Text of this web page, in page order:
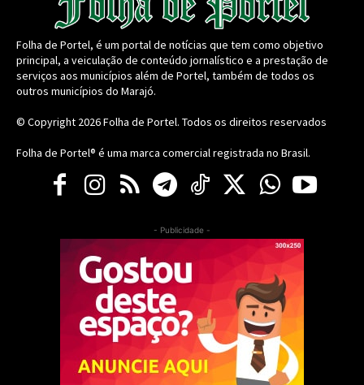
Folha de Portel, é um portal de notícias que tem como objetivo
principal, a veiculação de conteúdo jornalístico e a prestação de
serviços aos municípios além de Portel, também de todos os
outros municípios do Marajó.
© Copyright 2026Folha de Portel. Todos os direitos reservados
Folha de Portel® é uma marca comercial registrada no Brasil.
- Publicidade -